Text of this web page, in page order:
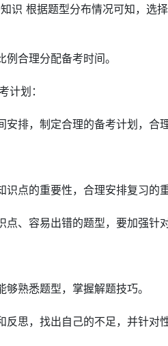
识 根据题型分布情况可知，选
合理分配备考时间。
计划：
安排，制定合理的备考计划，
点的重要性，合理安排复习的重
点、容易出错的题型，要加强针
熟悉题型，掌握解题技巧。
反思，找出自己的不足，并针对